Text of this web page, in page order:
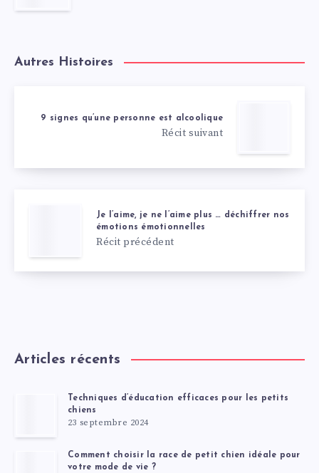
Autres Histoires
9 signes qu’une personne est alcoolique
Récit suivant
Je l’aime, je ne l’aime plus … déchiffrer nos
émotions émotionnelles
Récit précédent
Articles récents
Techniques d’éducation efficaces pour les petits
chiens
23 septembre 2024
Comment choisir la race de petit chien idéale pour
votre mode de vie ?